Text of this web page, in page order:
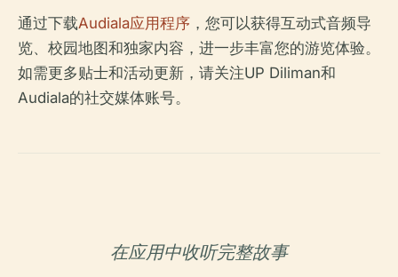
通过下载Audiala应用程序 ，您可以获得互动式音频导
览、校园地图和独家内容，进一步丰富您的游览体验。
如需更多贴士和活动更新，请关注UP Diliman和
Audiala的社交媒体账号。
在应用中收听完整故事